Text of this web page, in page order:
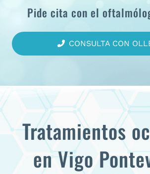
Pide cita con el
CONSULTA CON
Tratamientos
en Vigo